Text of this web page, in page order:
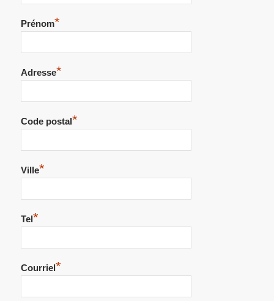
Prénom*
Adresse*
Code postal*
Ville*
Tel *
Courriel *